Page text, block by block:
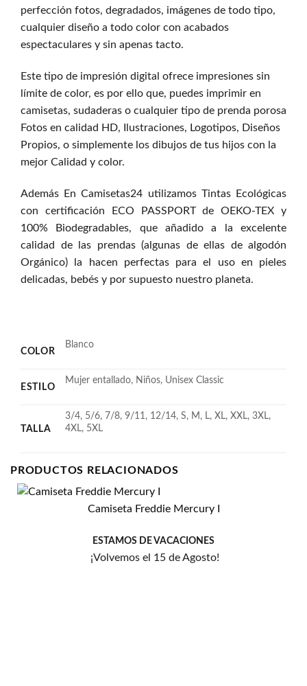
perfección fotos, degradados, imágenes de todo tipo,
cualquier diseño a todo color con acabados
espectaculares y sin apenas tacto.
Este tipo de impresión digital ofrece impresiones sin
límite de color, es por ello que, puedes imprimir en
camisetas, sudaderas o cualquier tipo de prenda porosa
Fotos en calidad HD, Ilustraciones, Logotipos, Diseños
Propios, o simplemente los dibujos de tus hijos con la
mejor Calidad y color.
Además En Camisetas24 utilizamos Tintas Ecológicas
con certificación ECO PASSPORT de OEKO-TEX y
100% Biodegradables, que añadido a la excelente
calidad de las prendas (algunas de ellas de algodón
Orgánico) la hacen perfectas para el uso en pieles
delicadas, bebés y por supuesto nuestro planeta.
COLOR
Blanco
ESTILO
Mujer entallado, Niños, Unisex Classic
TALLA
3/4, 5/6, 7/8, 9/11, 12/14, S, M, L, XL, XXL, 3XL,
4XL, 5XL
PRODUCTOS RELACIONADOS
Camiseta Freddie Mercury I
ESTAMOS DE VACACIONES
¡Volvemos el 15 de Agosto!